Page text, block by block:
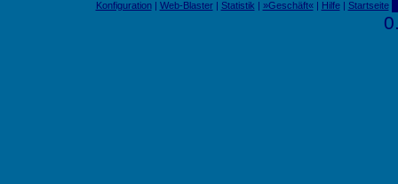
Konfiguration| Web-Blaster| Statistik | »Geschäft«| Hilfe| Startseite